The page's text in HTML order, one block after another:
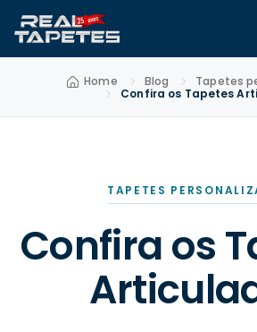
Home Blog
Tapetes
Confira os Tapetes
TAPETES
Confira os